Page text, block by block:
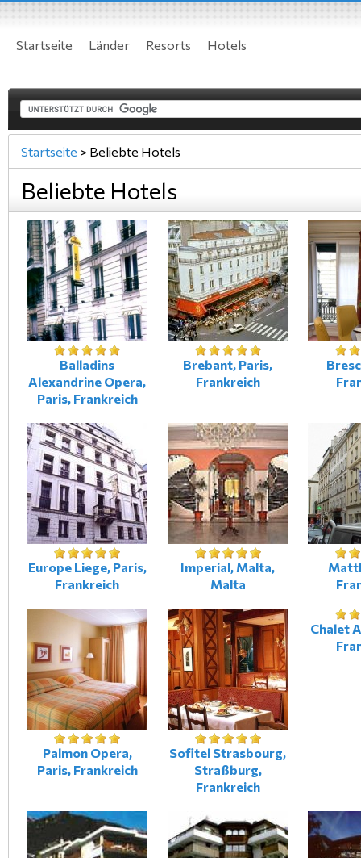
Startseite Länder Resorts Hotels
Startseite > Beliebte Hotels
Beliebte Hotels
Balladins
Alexandrine Opera,
Paris, Frankreich
Brebant, Paris,
Frankreich
Europe Liege, Paris,
Frankreich
Imperial, Malta,
Malta
Palmon Opera,
Paris, Frankreich
Sofitel Strasbourg,
Straßburg,
Frankreich
Chalet